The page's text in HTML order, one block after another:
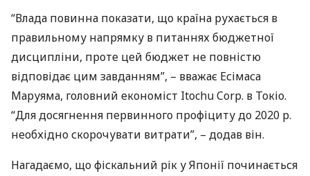
“Влада повинна показати, що країна рухається в
правильному напрямку в питаннях бюджетної
дисципліни, проте цей бюджет не повністю
відповідає цим завданням”, – вважає Есімаса
Маруяма, головний економіст Itochu Corp. в Токіо.
“Для досягнення первинного профіциту до 2020 р.
необхідно скорочувати витрати”, – додав він.
Нагадаємо, що фіскальний рік у Японії починається